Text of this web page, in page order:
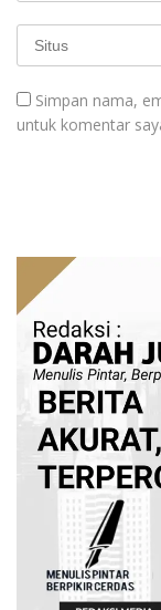
Simpan nama,
untuk komentar